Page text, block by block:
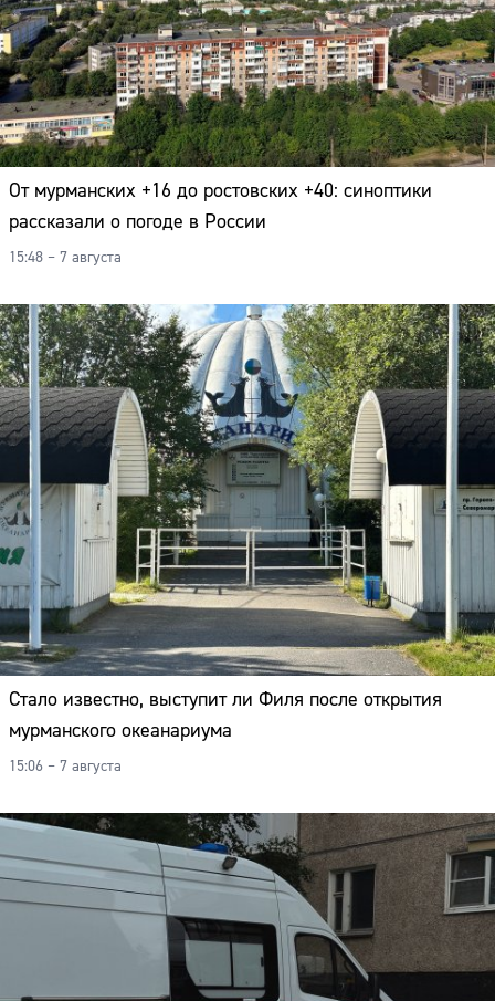
От мурманских +16 до ростовских +40: синоптики
рассказали о погоде в России
15:48 – 7 августа
Стало известно, выступит ли Филя после открытия
мурманского океанариума
15:06 – 7 августа